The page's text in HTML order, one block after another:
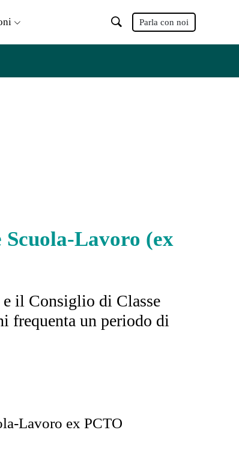
Parla con noi
Lavoro (ex
il Consiglio di Classe
frequenta un periodo di
Lavoro ex PCTO